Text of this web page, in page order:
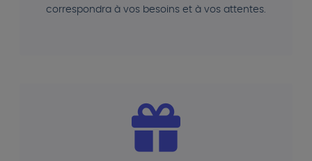
correspondra à vos besoins et à vos attentes.